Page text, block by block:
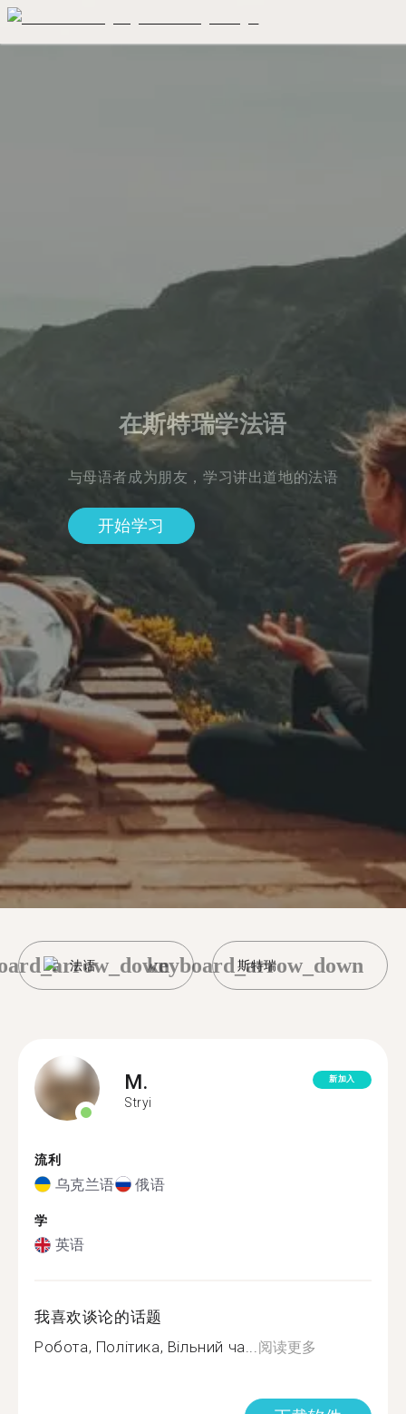
在斯特瑞学法语
与母语者成为朋友，学习讲出道地的法语
开始学习
法语 斯特瑞
keyboard_arrow_down
M.
Stryi
新加入
流利
乌克兰语 俄语
学
英语
我喜欢谈论的话题
Робота, Політика, Вільний ча...阅读更多